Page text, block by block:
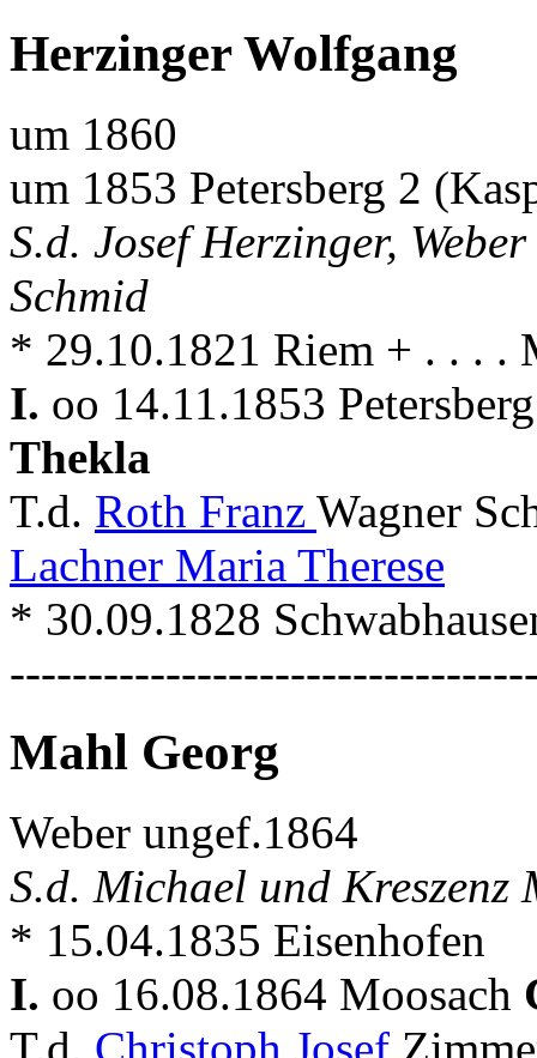
Herzinger Wolfgang
um 1860
um 1853 Petersberg 2
S.d. Josef Herzinger,
Schmid
* 29.10.1821 Riem + . . . .
I. oo 14.11.1853
Thekla
T.d. Roth Franz Wagner
Lachner Maria Therese
* 30.09.1828
Mahl Georg
Weber ungef.1864
S.d. Michael und Kreszenz
* 15.04.1835 Eisenhofen
I. oo 16.08.1864 Moosach